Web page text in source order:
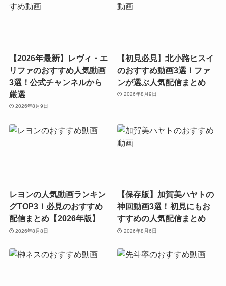
【2026年最新】レヴィ・エ
リファのおすすめ人気動画
3選！公式チャンネルから
厳選
2026年8月9日
【初見必見】北小路ヒスイ
のおすすめ動画3選！ファ
ンが選ぶ人気配信まとめ
2026年8月9日
レヨンの人気動画ランキン
グTOP3！必見のおすすめ
配信まとめ【2026年版】
2026年8月8日
【保存版】加賀美ハヤトの
神回動画3選！初見にもお
すすめの人気配信まとめ
2026年8月6日